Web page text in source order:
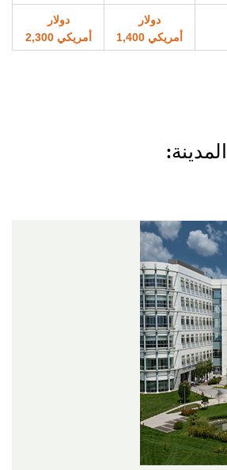
دولار
أمريكي 1,400
دولار
أمريكي 2,300